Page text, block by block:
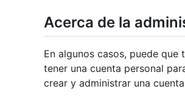
Acerca de la
En algunos casos, puede
tener una cuenta personal
crear y administrar una